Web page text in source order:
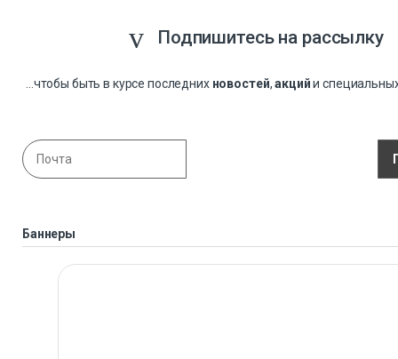
Подпишитесь на рассылку
...чтобы быть в курсе последних новостей,акцийи
Баннеры